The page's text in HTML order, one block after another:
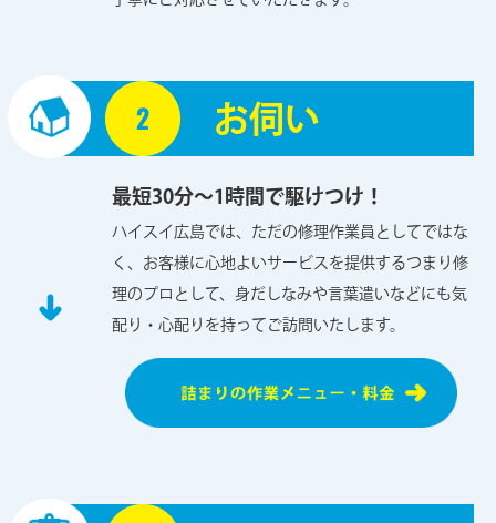
お伺い
最短30分～1時間で駆けつけ！
ハイスイ広島では、ただの修理作業員としてではな
く、お客様に心地よいサービスを提供するつまり修
理のプロとして、身だしなみや言葉遣いなどにも気
配り・心配りを持ってご訪問いたします。